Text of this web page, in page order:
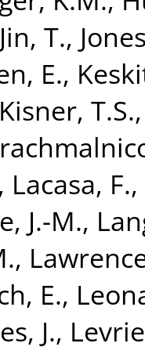
Jin, T.,
E.,
Kisner, T.S.
, Lacasa, F.,
J.-M.,
,
E.,
J.,